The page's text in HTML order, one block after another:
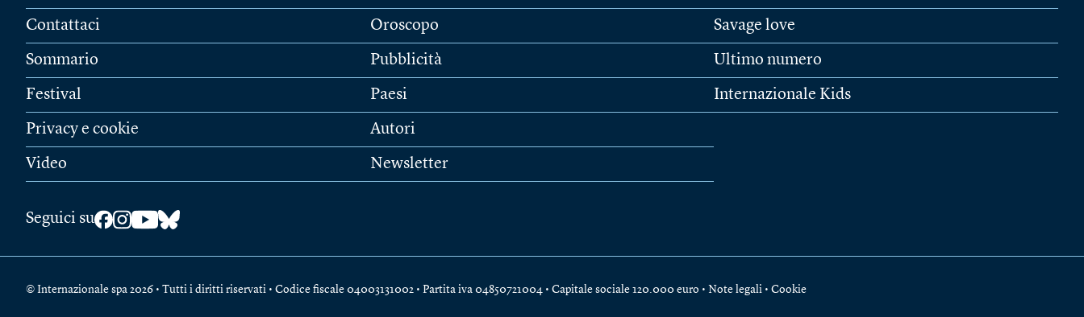
Contattaci
Sommario
Festival
Privacy e cookie
Video
Oroscopo
Pubblicità
Paesi
Autori
Newsletter
Savage love
Ultimo numero
Internazionale Kids
Seguici su
© Internazionale spa 2026 • Tutti i diritti riservati • Codice fiscale 04003131002 • Partita iva 04850721004 • Capitale sociale 120.000 euro • Note legali • Cookie